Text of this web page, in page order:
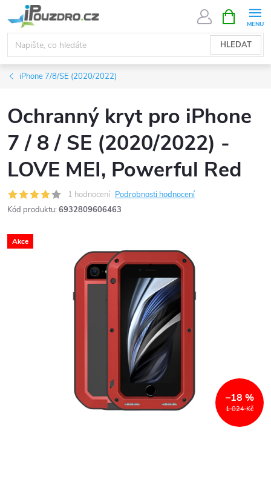
na
obsah
HLEDAT
NÁKUPNÍ
KOŠÍK
iPhone 7/8/SE (2020/2022)
Ochranný kryt pro iPhone
7 / 8 / SE (2020/2022) -
LOVE MEI, Powerful Red
1 hodnocení Podrobnosti hodnocení
Kód produktu: 6932809606463
Akce
1 024 Kč
–18 %